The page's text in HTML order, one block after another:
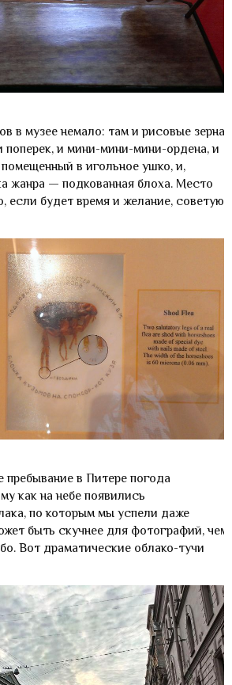
в музее немало: там и рисовые зерна,
поперек, и мини-мини-мини-ордена, и
в игольное ушко, и,
жанра — подкованная блоха. Место
если будет время и желание, советую
пребывание в Питере погода
как на небе появились
по которым мы успели даже
быть скучнее для фотографий, чем
Вот драматические облако-тучи